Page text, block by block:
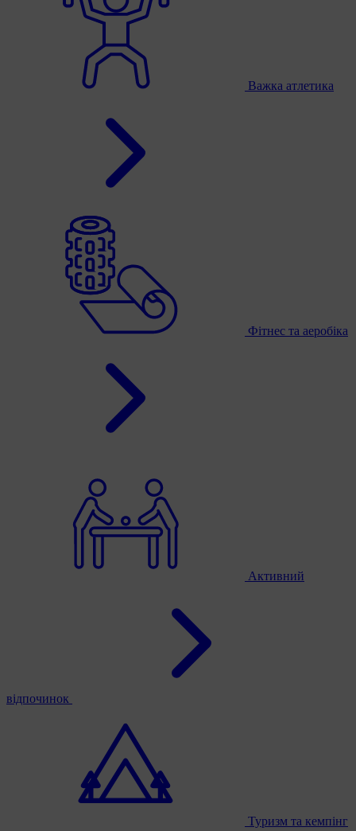
Важка атлетика
Фітнес та аеробіка
Активний
відпочинок
Туризм та кемпінг